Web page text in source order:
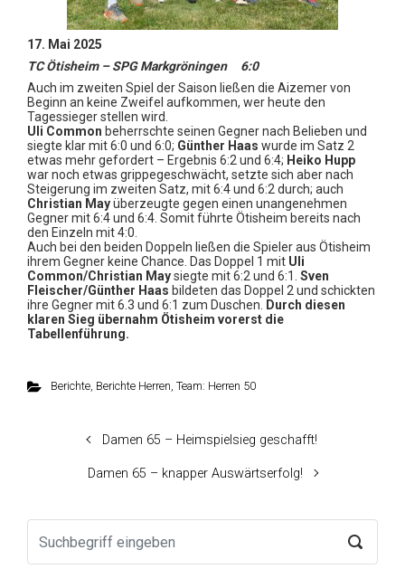
17. Mai 2025
TC Ötisheim – SPG Markgröningen 6:0
Auch im zweiten Spiel der Saison ließen die Aizemer von
Beginn an keine Zweifel aufkommen, wer heute den
Tagessieger stellen wird.
Uli Common beherrschte seinen Gegner nach Belieben und
siegte klar mit 6:0 und 6:0; Günther Haas wurde im Satz 2
etwas mehr gefordert – Ergebnis 6:2 und 6:4; Heiko Hupp
war noch etwas grippegeschwächt, setzte sich aber nach
Steigerung im zweiten Satz, mit 6:4 und 6:2 durch; auch
Christian Mayüberzeugte gegen einen unangenehmen
Gegner mit 6:4 und 6:4. Somit führte Ötisheim bereits nach
den Einzeln mit 4:0.
Auch bei den beiden Doppeln ließen die Spieler aus Ötisheim
ihrem Gegner keine Chance. Das Doppel 1 mit Uli
Common/Christian Maysiegte mit 6:2 und 6:1. Sven
Fleischer/Günther Haas bildeten das Doppel 2 und schickten
ihre Gegner mit 6.3 und 6:1 zum Duschen.
Durch diesen
klaren Sieg übernahm Ötisheim vorerst die
Tabellenführung.
Berichte, Berichte Herren, Team: Herren 50
Damen 65 – Heimspielsieg geschafft!
Damen 65 – knapper Auswärtserfolg!